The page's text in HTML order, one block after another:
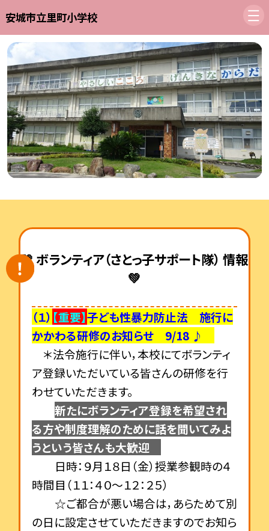
安城市立里町小学校
💗 ボランティア（さとっ子サポート隊） 情報
💚
（１） 【重要】子ども性暴力防止法 施行に
かかわる研修のお知らせ 9/18 ♪
＊法令施行に伴い，本校にてボランティ
ア登録いただいている皆さんの研修を行
わせていただきます。
新たにボランティア登録を希望され
る方や制度理解のために話を聞いてみよ
うという皆さんも大歓迎
日時：９月１８日（金）授業参観時の４
時間目（１１：４０～１２：２５）
☆ご都合が悪い場合は，あらためて別
の日に設定させていただきますのでお知ら